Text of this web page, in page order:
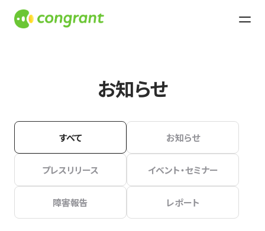
お知らせ
すべて お知らせ
プレスリリース イベント・セミナー
障害報告 レポート